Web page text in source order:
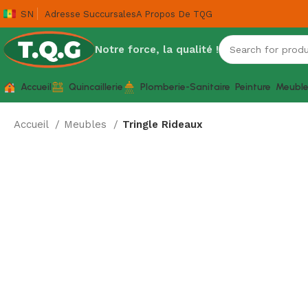
SN Adresse SuccursalesA Propos De TQG
Notre force, la qualité !
Accueil Quincaillerie Plomberie-Sanitaire Peinture
Accueil Meubles Tringle Rideaux